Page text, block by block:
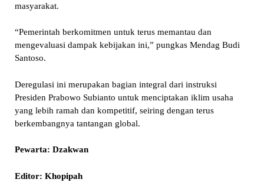
masyarakat.
“Pemerintah berkomitmen untuk terus memantau dan
mengevaluasi dampak kebijakan ini,” pungkas Mendag Budi
Santoso.
Deregulasi ini merupakan bagian integral dari instruksi
Presiden Prabowo Subianto untuk menciptakan iklim usaha
yang lebih ramah dan kompetitif, seiring dengan terus
berkembangnya tantangan global.
Pewarta: Dzakwan
Editor: Khopipah